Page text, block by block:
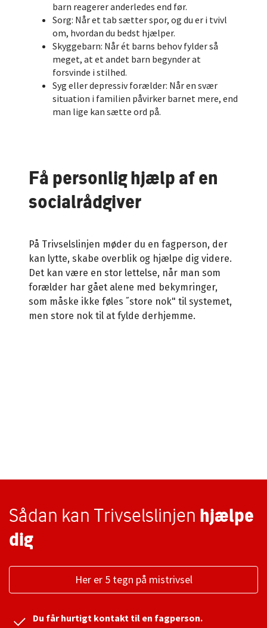
barn reagerer anderledes end før.
Sorg: Når et tab sætter spor, og du er i tvivl
om, hvordan du bedst hjælper.
Skyggebarn: Når ét barns behov fylder så
meget, at et andet barn begynder at
forsvinde i stilhed.
Syg eller depressiv forælder: Når en svær
situation i familien påvirker barnet mere, end
man lige kan sætte ord på.
Få personlig hjælp af en
socialrådgiver
På Trivselslinjen møder du en fagperson, der
kan lytte, skabe overblik og hjælpe dig videre.
Det kan være en stor lettelse, når man som
forælder har gået alene med bekymringer,
som måske ikke føles ˝store nok" til systemet,
men store nok til at fylde derhjemme.
Sådan kan Trivselslinjen hjælpe
dig
Her er 5 tegn på mistrivsel
Du får hurtigt kontakt til en fagperson.